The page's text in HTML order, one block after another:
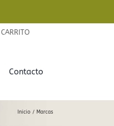
CARRITO
Delicias
Contacto
Inicio Marcas